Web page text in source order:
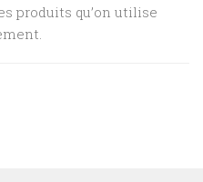
produits qu’on utilise